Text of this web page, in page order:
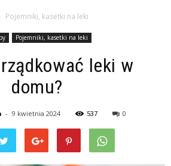
Pojemniki, kasetki na leki
Pojemniki, kasetki na leki
leki w
domu?
- 9 kwietnia 2024 537 0